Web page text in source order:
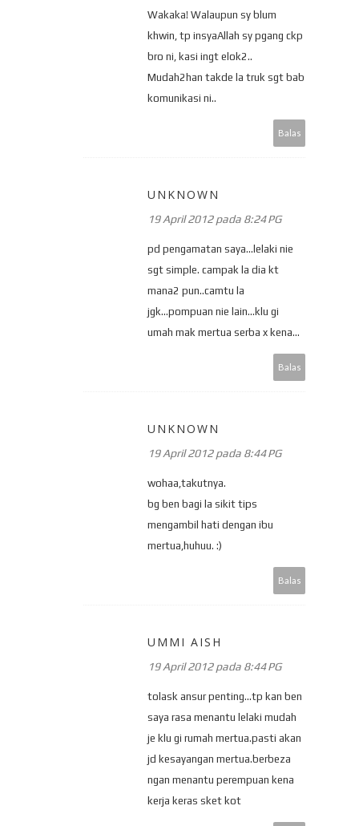
Wakaka! Walaupun sy blum
khwin, tp insyaAllah sy pgang ckp
bro ni, kasi ingt elok2..
Mudah2han takde la truk sgt bab
komunikasi ni..
Balas
UNKNOWN
19 April 2012 pada 8:24 PG
pd pengamatan saya...lelaki nie
sgt simple. campak la dia kt
mana2 pun..camtu la
jgk...pompuan nie lain...klu gi
umah mak mertua serba x kena...
Balas
UNKNOWN
19 April 2012 pada 8:44 PG
wohaa,takutnya.
bg ben bagi la sikit tips
mengambil hati dengan ibu
mertua,huhuu. :)
Balas
UMMI AISH
19 April 2012 pada 8:44 PG
tolask ansur penting...tp kan ben
saya rasa menantu lelaki mudah
je klu gi rumah mertua.pasti akan
jd kesayangan mertua.berbeza
ngan menantu perempuan kena
kerja keras sket kot